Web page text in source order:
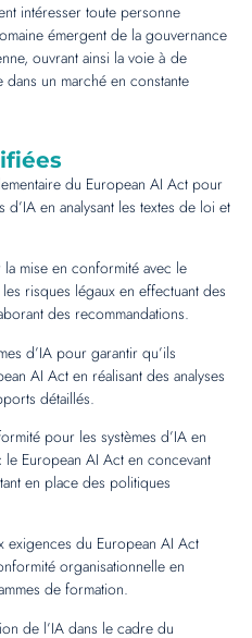
intéresser toute personne
émergent de la gouvernance
ouvrant ainsi la voie à de
un marché en constante
du European AI Act pour
en analysant les textes de loi et
mise en conformité avec le
risques légaux en effectuant des
des recommandations.
d’IA pour garantir qu’ils
AI Act en réalisant des analyses
détaillés.
pour les systèmes d’IA en
le European AI Act en concevant
en place des politiques
exigences du European AI Act
organisationnelle en
de formation.
de l’IA dans le cadre du